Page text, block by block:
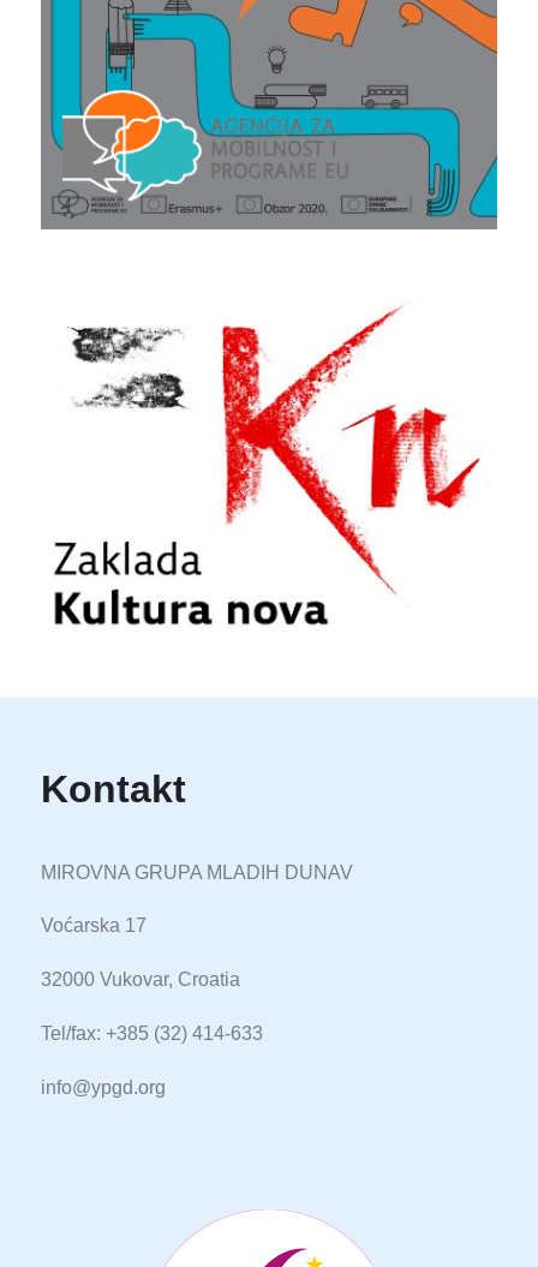
Kontakt
MIROVNA GRUPA MLADIH DUNAV
Voćarska 17
32000 Vukovar, Croatia
Tel/fax: +385 (32) 414-633
info@ypgd.org